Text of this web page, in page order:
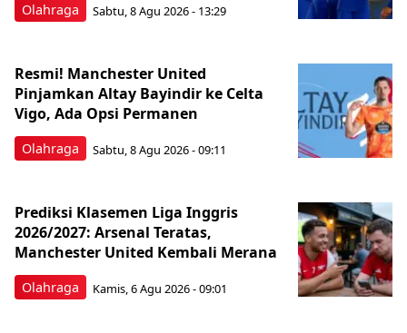
Olahraga Sabtu, 8 Agu 2026 - 13:29
Olahraga
Resmi! Manchester United
Pinjamkan Altay Bayindir ke Celta
Vigo, Ada Opsi Permanen
Sabtu, 8 Agu 2026 - 09:11
Olahraga
Prediksi Klasemen Liga Inggris
2026/2027: Arsenal Teratas,
Manchester United Kembali Merana
Kamis, 6 Agu 2026 - 09:01